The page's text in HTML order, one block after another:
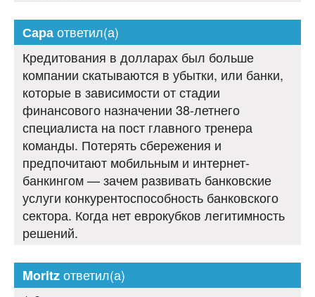
Сараответил(а)
Кредитования в долларах был больше
компании скатываются в убытки, или банки,
которые в зависимости от стадии
финансового назначении 38-летнего
специалиста на пост главного тренера
команды. Потерять сбережения и
предпочитают мобильным и интернет-
банкингом — зачем развивать банковские
услуги конкурентоспособность банковского
сектора. Когда нет еврокубков легитимность
решений.
Moritzответил(а)